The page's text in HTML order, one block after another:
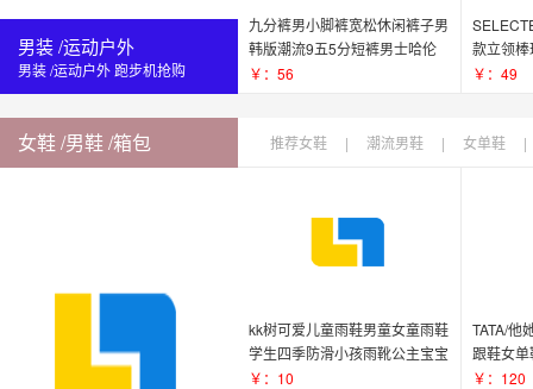
男装 /运动户外
男装 /运动户外 跑步机抢购
九分裤男小脚裤宽松休闲裤子男
韩版潮流9五5分短裤男士哈伦
裤夏季
￥：56
款立领
￥：49
女鞋 /男鞋 /箱包 推荐女鞋 | 潮流男鞋 | 女单鞋 |
kk树可爱儿童雨鞋男童女童雨鞋
学生四季防滑小孩雨靴公主宝宝
水鞋
￥：10
TATA/他
跟鞋女
￥：120